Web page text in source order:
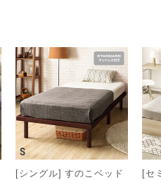
[シングル] すのこベッド
[セ